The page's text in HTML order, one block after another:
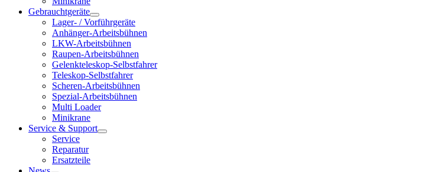
Gebrauchtgeräte
Lager- / Vorführgeräte
Anhänger-Arbeitsbühnen
LKW-Arbeitsbühnen
Raupen-Arbeitsbühnen
Gelenkteleskop-Selbstfahrer
Teleskop-Selbstfahrer
Scheren-Arbeitsbühnen
Spezial-Arbeitsbühnen
Multi Loader
Minikrane
Service & Support
Service
Reparatur
Ersatzteile